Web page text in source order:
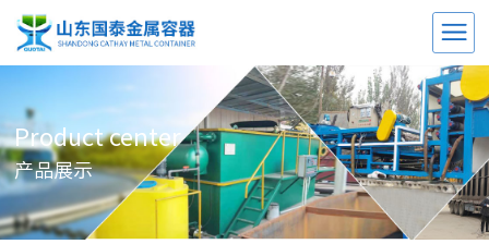
Product center
产品展示